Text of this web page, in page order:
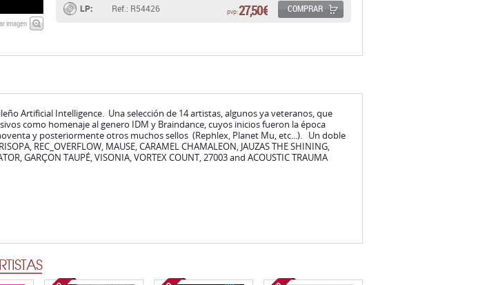
imagen
LP: Ref.: R54426 pvp:27,50 € COMPRAR
Artificial Intelligence. Una selección de 14 artistas, algunos ya veteranos, que
como homenaje al genero IDM y Braindance, cuyos inicios fueron la época
y posteriormente otros muchos sellos (Rephlex, Planet Mu, etc...). Un doble
REC_OVERFLOW, MAUSE, CARAMEL CHAMALEON, JAUZAS THE SHINING,
GARÇON TAUPÉ, VISONIA, VORTEX COUNT, 27003 and ACOUSTIC TRAUMA